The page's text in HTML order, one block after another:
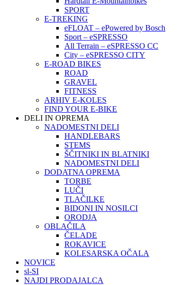
SPORT
E-TREKING
eFLOAT – ePowered by Bosch
Sport – eSPRESSO
All Terrain – eSPRESSO CC
City – eSPRESSO CITY
E-ROAD BIKES
ROAD
GRAVEL
FITNESS
ARHIV E-KOLES
FIND YOUR E-BIKE
DELI IN OPREMA
NADOMESTNI DELI
HANDLEBARS
STEMS
ŠČITNIKI IN BLATNIKI
NADOMESTNI DELI
DODATNA OPREMA
TORBE
LUČI
TLAČILKE
BIDONI IN NOSILCI
ORODJA
OBLAČILA
ČELADE
ROKAVICE
KOLESARSKA OČALA
NOVICE
sl-SI
NAJDI PRODAJALCA